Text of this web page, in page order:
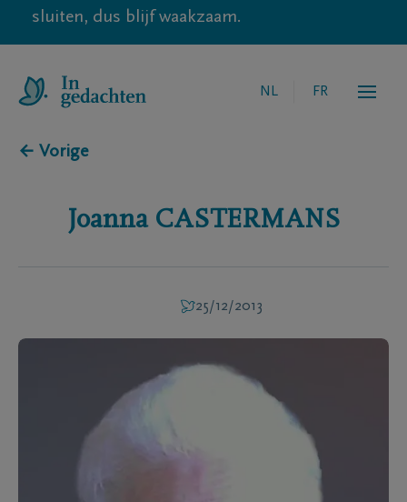
sluiten, dus blijf waakzaam.
NL FR
← Vorige
Joanna CASTERMANS
25/12/2013